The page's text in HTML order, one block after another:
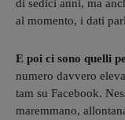
di sedici anni, ma
al momento, i dati
E poi ci sono quelli
numero davvero
tam su Facebook.
maremmano,